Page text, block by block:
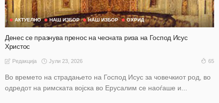
АКТУЕЛНО НАШ ИЗБОР НАШ ИЗБОР ОХРИД
Денес се празнува пренос на чесната риза на Господ Исус
Христос
Редакција Јули 23, 2026 65
Во времето на страдањето на Господ Исус за човечкиот род, во
одредот на римската војска во Ерусалим се наоѓаше и...